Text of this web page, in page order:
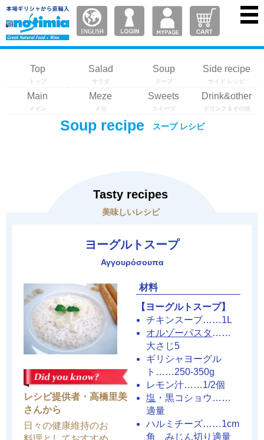
Top
トップ
Salad
サラダ
Soup
スープ
Side recipe
サイド レシピ
Main
メイン
Meze
メゼ
Sweets
スイーツ
Drink&other
ドリンク＆その他
Soup recipe スープ レシピ
Tasty recipes
美味しいレシピ
ヨーグルトスープ
Αγγουρόσουπα
レシピ提供者・高橋里美
さんから
日々の健康維持のお
材料
【ヨーグルトスープ】
チキンスープ……1L
オルゾーパスタ ……
大さじ5
ギリシャヨーグル
ト……250-350g
レモン汁……1/2個
塩 ・黒コショウ……
適量
ハルミチーズ……1cm
角 みじん切り適量